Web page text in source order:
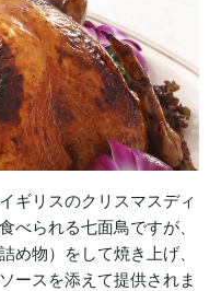
ギリスのクリスマスディ
べられる七面鳥ですが、
め物）をして焼き上げ、
ースを添えて提供されま